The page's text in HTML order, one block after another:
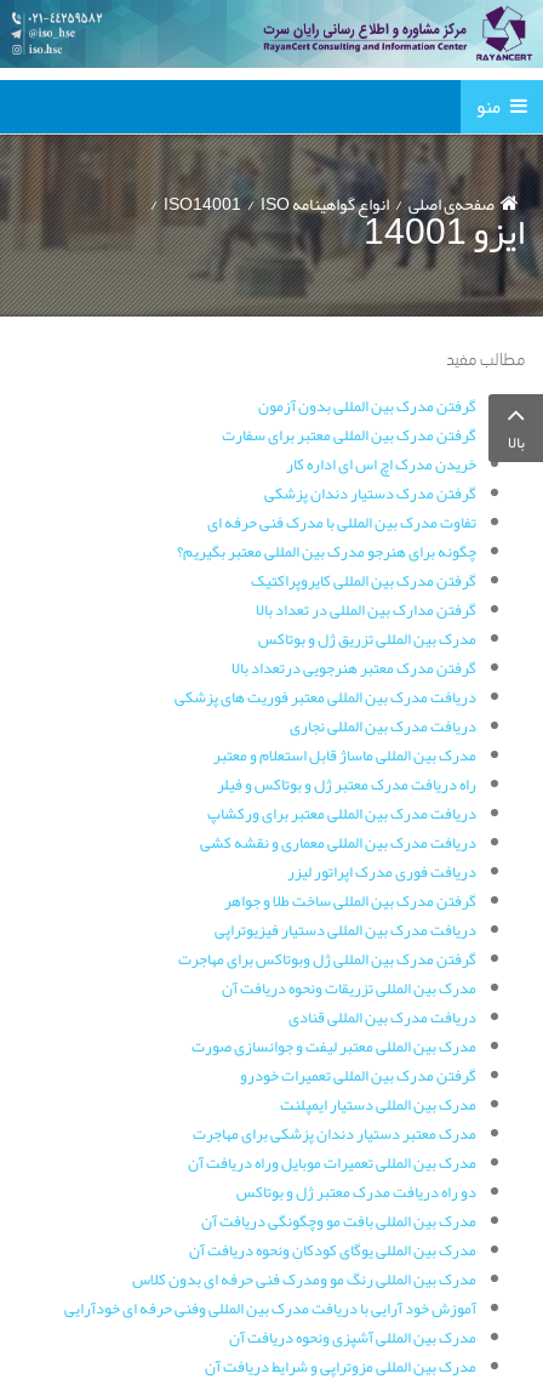
منو
صفحه‌ی اصلی انواع گواهینامه ISO ISO14001 ایزو 14001
مطالب مفید
گرفتن مدرک بین المللی بدون آزمون
گرفتن مدرک بین المللی معتبر برای سفارت
خریدن مدرک اچ اس ای اداره کار
گرفتن مدرک دستیار دندان پزشکی
تفاوت مدرک بین المللی با مدرک فنی حرفه ای
چگونه برای هنرجو مدرک بین المللی معتبر بگیریم؟
گرفتن مدرک بین المللی کایروپراکتیک
گرفتن مدارک بین المللی در تعداد بالا
مدرک بین المللی تزریق ژل و بوتاکس
گرفتن مدرک معتبر هنرجویی درتعداد بالا
دریافت مدرک بین المللی معتبر فوریت های پزشکی
دریافت مدرک بین المللی نجاری
مدرک بین المللی ماساژ قابل استعلام و معتبر
راه دریافت مدرک معتبر ژل و بوتاکس و فیلر
دریافت مدرک بین المللی معتبر برای ورکشاپ
دریافت مدرک بین المللی معماری و نقشه کشی
دریافت فوری مدرک اپراتور لیزر
گرفتن مدرک بین المللی ساخت طلا و جواهر
دریافت مدرک بین المللی دستیار فیزیوتراپی
گرفتن مدرک بین المللی ژل وبوتاکس برای مهاجرت
مدرک بین المللی تزریقات ونحوه دریافت آن
دریافت مدرک بین المللی قنادی
مدرک بین المللی معتبر لیفت و جوانسازی صورت
گرفتن مدرک بین المللی تعمیرات خودرو
مدرک بین المللی دستیار ایمپلنت
مدرک معتبر دستیار دندان پزشکی برای مهاجرت
مدرک بین المللی تعمیرات موبایل وراه دریافت آن
دو راه دریافت مدرک معتبر ژل و بوتاکس
مدرک بین المللی بافت مو وچگونگی دریافت آن
مدرک بین المللی یوگای کودکان ونحوه دریافت آن
مدرک بین المللی رنگ مو ومدرک فنی حرفه ای بدون کلاس
آموزش خود آرایی با دریافت مدرک بین المللی وفنی حرفه ای خودآرایی
مدرک بین المللی آشپزی ونحوه دریافت آن
مدرک بین المللی مزوتراپی و شرایط دریافت آن
بالا